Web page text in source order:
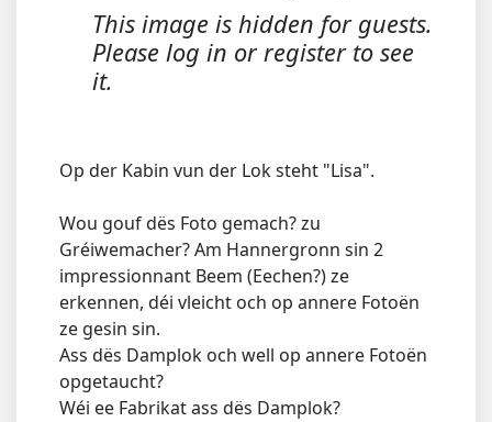
This image is hidden for guests.
Please log in or register to see
it.
Op der Kabin vun der Lok steht "Lisa".
Wou gouf dës Foto gemach? zu
Gréiwemacher? Am Hannergronn sin 2
impressionnant Beem (Eechen?) ze
erkennen, déi vleicht och op annere Fotoën
ze gesin sin.
Ass dës Damplok och well op annere Fotoën
opgetaucht?
Wéi ee Fabrikat ass dës Damplok?